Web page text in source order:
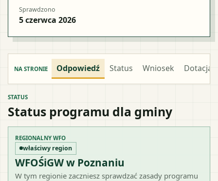
Sprawdzono
5 czerwca 2026
NA STRONIE Odpowiedź Status Wniosek Dotacja
STATUS
Status programu dla gminy
REGIONALNY WFO
właściwy region
WFOŚiGW w Poznaniu
W tym regionie zaczniesz sprawdzać zasady programu